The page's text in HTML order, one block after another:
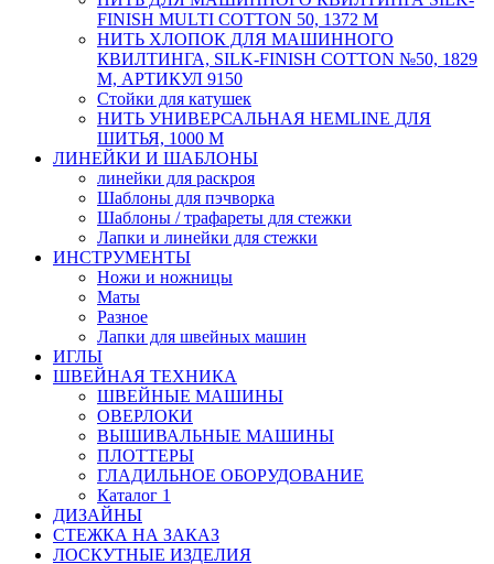
FINISH MULTI COTTON 50, 1372 М
НИТЬ ХЛОПОК ДЛЯ МАШИННОГО
КВИЛТИНГА, SILK-FINISH COTTON №50, 1829
М, АРТИКУЛ 9150
Стойки для катушек
НИТЬ УНИВЕРСАЛЬНАЯ HEMLINE ДЛЯ
ШИТЬЯ, 1000 М
ЛИНЕЙКИ И ШАБЛОНЫ
линейки для раскроя
Шаблоны для пэчворка
Шаблоны / трафареты для стежки
Лапки и линейки для стежки
ИНСТРУМЕНТЫ
Ножи и ножницы
Маты
Разное
Лапки для швейных машин
ИГЛЫ
ШВЕЙНАЯ ТЕХНИКА
ШВЕЙНЫЕ МАШИНЫ
ОВЕРЛОКИ
ВЫШИВАЛЬНЫЕ МАШИНЫ
ПЛОТТЕРЫ
ГЛАДИЛЬНОЕ ОБОРУДОВАНИЕ
Каталог 1
ДИЗАЙНЫ
СТЕЖКА НА ЗАКАЗ
ЛОСКУТНЫЕ ИЗДЕЛИЯ